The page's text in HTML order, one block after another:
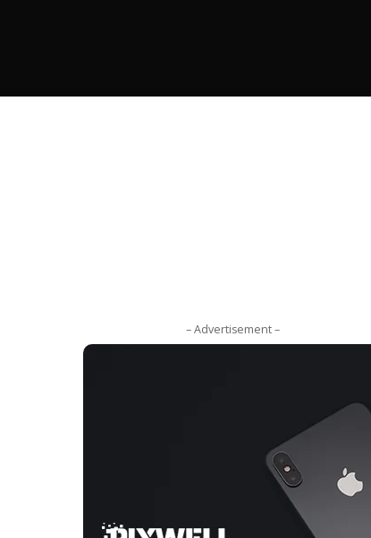
– Advertisement –